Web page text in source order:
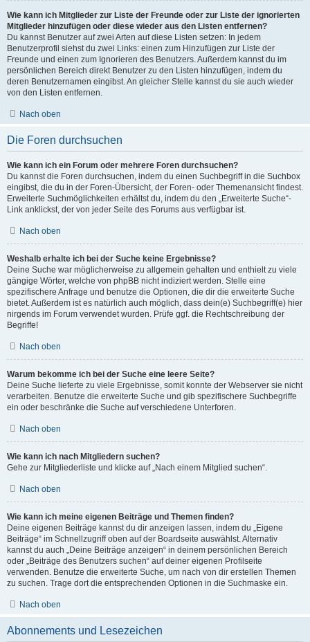
Wie kann ich Mitglieder zur Liste der Freunde oder zur Liste der ignorierten
Mitglieder hinzufügen oder diese wieder aus den Listen entfernen?
Du kannst Benutzer auf zwei Arten auf diese Listen setzen: In jedem
Benutzerprofil siehst du zwei Links: einen zum Hinzufügen zur Liste der
Freunde und einen zum Ignorieren des Benutzers. Außerdem kannst du im
persönlichen Bereich direkt Benutzer zu den Listen hinzufügen, indem du
deren Benutzernamen eingibst. An gleicher Stelle kannst du sie auch wieder
von den Listen entfernen.
Nach oben
Die Foren durchsuchen
Wie kann ich ein Forum oder mehrere Foren durchsuchen?
Du kannst die Foren durchsuchen, indem du einen Suchbegriff in die Suchbox
eingibst, die du in der Foren-Übersicht, der Foren- oder Themenansicht findest.
Erweiterte Suchmöglichkeiten erhältst du, indem du den „Erweiterte Suche“-
Link anklickst, der von jeder Seite des Forums aus verfügbar ist.
Nach oben
Weshalb erhalte ich bei der Suche keine Ergebnisse?
Deine Suche war möglicherweise zu allgemein gehalten und enthielt zu viele
gängige Wörter, welche von phpBB nicht indiziert werden. Stelle eine
spezifischere Anfrage und benutze die Optionen, die dir die erweiterte Suche
bietet. Außerdem ist es natürlich auch möglich, dass dein(e) Suchbegriff(e) hier
nirgends im Forum verwendet wurden. Prüfe ggf. die Rechtschreibung der
Begriffe!
Nach oben
Warum bekomme ich bei der Suche eine leere Seite?
Deine Suche lieferte zu viele Ergebnisse, somit konnte der Webserver sie nicht
verarbeiten. Benutze die erweiterte Suche und gib spezifischere Suchbegriffe
ein oder beschränke die Suche auf verschiedene Unterforen.
Nach oben
Wie kann ich nach Mitgliedern suchen?
Gehe zur Mitgliederliste und klicke auf „Nach einem Mitglied suchen“.
Nach oben
Wie kann ich meine eigenen Beiträge und Themen finden?
Deine eigenen Beiträge kannst du dir anzeigen lassen, indem du „Eigene
Beiträge“ im Schnellzugriff oben auf der Boardseite auswählst. Alternativ
kannst du auch „Deine Beiträge anzeigen“ in deinem persönlichen Bereich
oder „Beiträge des Benutzers suchen“ auf deiner eigenen Profilseite
verwenden. Benutze die erweiterte Suche, um nach von dir erstellen Themen
zu suchen. Trage dort die entsprechenden Optionen in die Suchmaske ein.
Nach oben
Abonnements und Lesezeichen